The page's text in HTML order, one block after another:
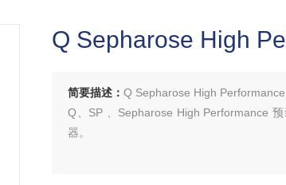
Q Sepharose High
简要描述： Q Sepharose High
Q、SP 、Sepharose High Performance
器。